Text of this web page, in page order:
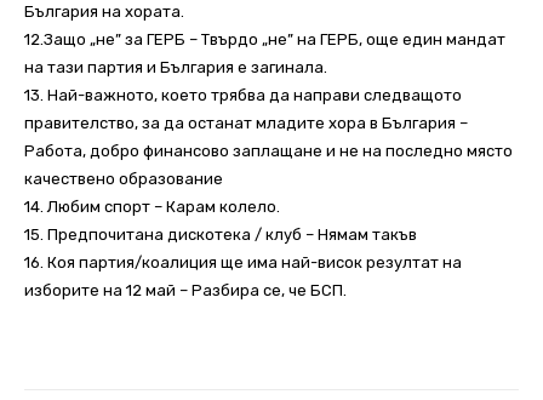
България на хората.
12.Защо „не” за ГЕРБ – Твърдо „не” на ГЕРБ, още един мандат
на тази партия и България е загинала.
13. Най-важното, което трябва да направи следващото
правителство, за да останат младите хора в България –
Работа, добро финансово заплащане и не на последно място
качествено образование
14. Любим спорт – Карам колело.
15. Предпочитана дискотека / клуб – Нямам такъв
16. Коя партия/коалиция ще има най-висок резултат на
изборите на 12 май – Разбира се, че БСП.